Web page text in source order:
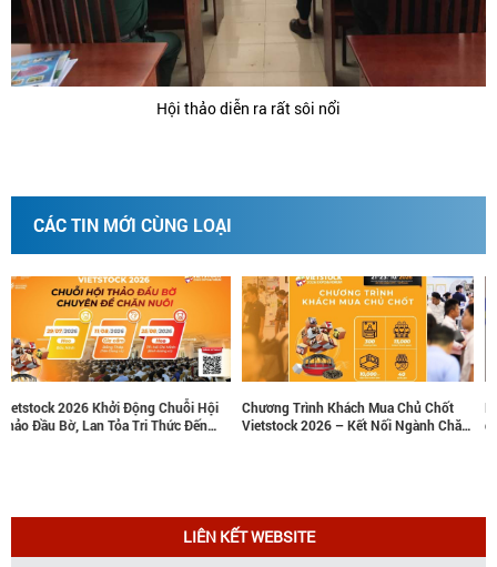
Hội thảo diễn ra rất sôi nổi
CÁC TIN MỚI CÙNG LOẠI
Chương Trình Khách Mua Chủ Chốt
Vietstock 2026 – Kết Nối Ngành Chăn
Nâng tầm thương hiệu, tăng trưởng
doanh thu cùng các gói tài trợ chiến
LIÊN KẾT WEBSITE